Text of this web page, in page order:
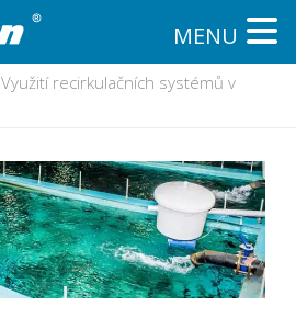
MENU
Využití recirkulačních systémů v